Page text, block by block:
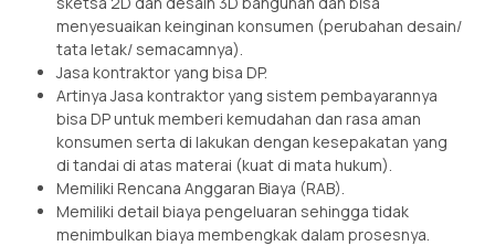
menyesuaikan keinginan konsumen (perubahan desain/
tata letak/ semacamnya).
Jasa kontraktor yang bisa DP.
Artinya Jasa kontraktor yang sistem pembayarannya
bisa DP untuk memberi kemudahan dan rasa aman
konsumen serta di lakukan dengan kesepakatan yang
di tandai di atas materai (kuat di mata hukum).
Memiliki Rencana Anggaran Biaya (RAB).
Memiliki detail biaya pengeluaran sehingga tidak
menimbulkan biaya membengkak dalam prosesnya.